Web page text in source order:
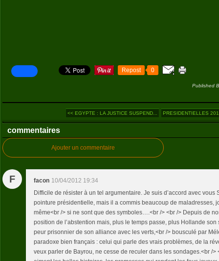
Repost 0
Published
<< EGYPTE : LA JUSTICE SUSPEND... PRESIDENTIELLES
commentaires
Ajouter un commentaire
F facon 10/04/2012 19:34
Difficile de résister à un tel argumentaire. Je suis d’accord avec vous
pointure présidentielle, mais il a commis beaucoup de maladresses,
même<br /> si ne sont que des symboles….<br /> <br /> Depuis de
position de l’abstention mais, plus le temps passe, plus Hollande
peur prisonnier de son alliance avec les verts,<br /> bousculé par
paradoxe bien français : celui qui parle des vrais problèmes, de la
veux parler de Bayrou, ne cesse de reculer dans les sondages.<br />